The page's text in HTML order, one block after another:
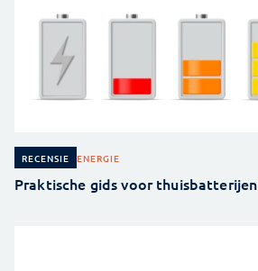
RECENSIE ENERGIE
Praktische gids voor thuisbatterijen